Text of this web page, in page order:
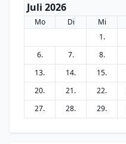
Juli 2026
Mo Di Mi
1.
6.
7. 8.
13.
14. 15.
20.
21. 22.
27.
28. 29.